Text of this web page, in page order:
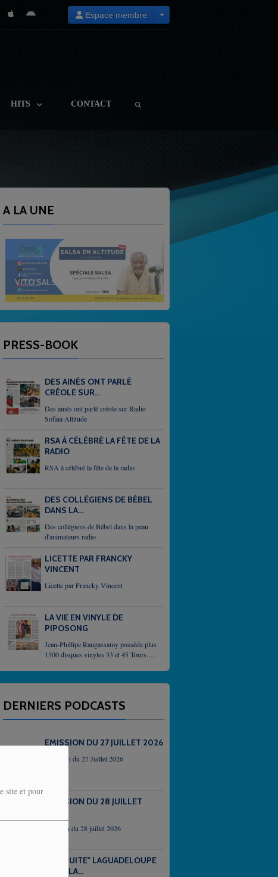
site et pour
Espace membre
HITS CONTACT
A LA UNE
GOSPEL
PRESS-BOOK
DES AINÉS ONT PARLÉ
CRÉOLE SUR...
Des ainés ont parlé créole sur Radio
Sofaïa Altitude
RSA À CÉLÉBRÉ LA FÊTE DE LA
RADIO
RSA à célébré la fête de la radio
DES COLLÉGIENS DE BÉBEL
DANS LA...
Des collégiens de Bébel dans la peau
d'animateurs radio
LICETTE PAR FRANCKY
VINCENT
Licette par Francky Vincent
LA VIE EN VINYLE DE
PIPOSONG
Jean-Phillipe Rangassamy possède plus
1500 disques vinyles 33 et 45 Tours. Il
grace, parfois, à des...
DERNIERS PODCASTS
EMISSION DU 27 JUILLET 2026
Emission du 27 Juillet 2026
EMISSION DU 28 JUILLET
emission du 28 juillet 2026
N°2 "SUITE" LAGUADELOUPE
DANS LA...